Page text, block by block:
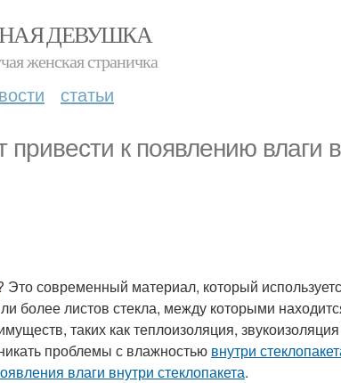
ДЕВУШКА
женская страничка
статьи
к появлению влаги
Это современный материал, который
более листов стекла, между которыми
таких как теплоизоляция,
проблемы с влажностью внутри
влаги внутри стеклопакета.